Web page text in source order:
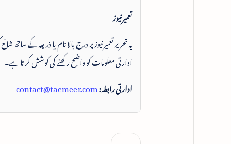
تعمیرنیوز
یہ تحریر تعمیرنیوز پر درج بالا نام یا ذریعہ کے
ادارتی معلومات کو واضح رکھنے کی کوشش کرتا ہے۔
ادارتی رابطہ:contact@taemeer.com